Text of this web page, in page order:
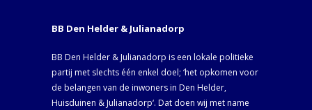
BB Den Helder & Julianadorp
BB Den Helder & Julianadorp is een lokale politieke
partij met slechts één enkel doel; ‘het opkomen voor
de belangen van de inwoners in Den Helder,
Huisduinen & Julianadorp‘. Dat doen wij met name